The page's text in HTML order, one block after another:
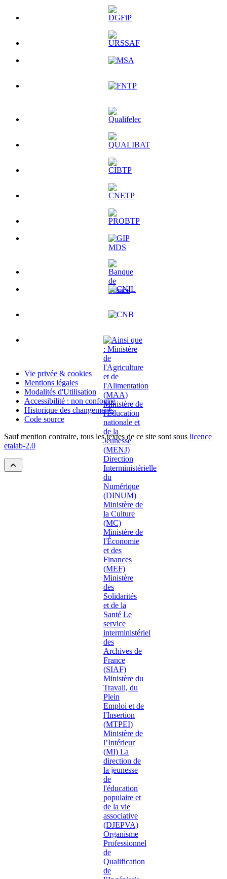
Vie privée & cookies
Mentions légales
Modalités d'Utilisation
Accessibilité : non conforme
Historique des changements
Code source
Sauf mention contraire, tous les textes de ce site sont sous licence
etalab-2.0